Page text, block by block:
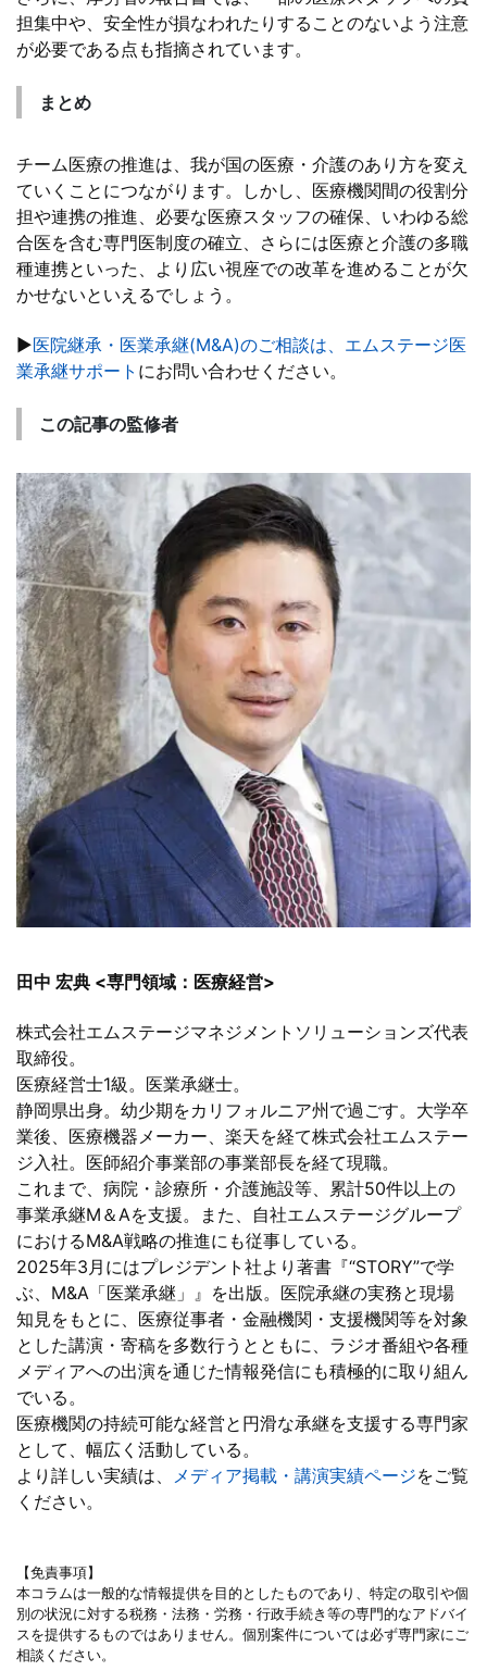
担集中や、安全性が損なわれたりすることのないよう注意
が必要である点も指摘されています。
まとめ
チーム医療の推進は、我が国の医療・介護のあり方を変え
ていくことにつながります。しかし、医療機関間の役割分
担や連携の推進、必要な医療スタッフの確保、いわゆる総
合医を含む専門医制度の確立、さらには医療と介護の多職
種連携といった、より広い視座での改革を進めることが欠
かせないといえるでしょう。
▶医院継承・医業承継(M&A)のご相談は、エムステージ医
業承継サポート にお問い合わせください。
この記事の監修者
田中 宏典 <専門領域：医療経営>
株式会社エムステージマネジメントソリューションズ代表
取締役。
医療経営士1級。医業承継士。
静岡県出身。幼少期をカリフォルニア州で過ごす。大学卒
業後、医療機器メーカー、楽天を経て株式会社エムステー
ジ入社。医師紹介事業部の事業部長を経て現職。
これまで、病院・診療所・介護施設等、累計50件以上の
事業承継M＆Aを支援。また、自社エムステージグループ
におけるM&A戦略の推進にも従事している。
2025年3月にはプレジデント社より著書『“STORY”で学
ぶ、M&A「医業承継」』を出版。医院承継の実務と現場
知見をもとに、医療従事者・金融機関・支援機関等を対象
とした講演・寄稿を多数行うとともに、ラジオ番組や各種
メディアへの出演を通じた情報発信にも積極的に取り組ん
でいる。
医療機関の持続可能な経営と円滑な承継を支援する専門家
として、幅広く活動している。
より詳しい実績は、 メディア掲載・講演実績ページをご覧
ください。
【免責事項】
本コラムは一般的な情報提供を目的としたものであり、特定の取引や個
別の状況に対する税務・法務・労務・行政手続き等の専門的なアドバイ
スを提供するものではありません。個別案件については必ず専門家にご
相談ください。